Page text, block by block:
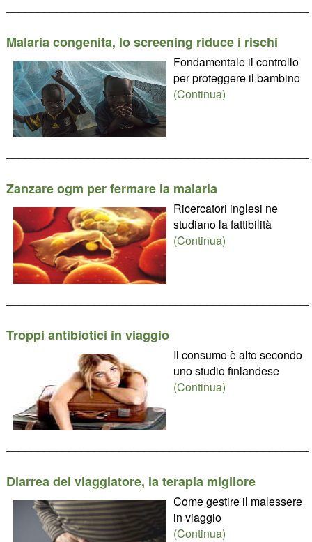
Malaria congenita, lo screening riduce i rischi
Fondamentale il controllo
per proteggere il bambino
(Continua)
Zanzare ogm per fermare la malaria
Ricercatori inglesi ne
studiano la fattibilità
(Continua)
Troppi antibiotici in viaggio
Il consumo è alto secondo
uno studio finlandese
(Continua)
Diarrea del viaggiatore, la terapia migliore
Come gestire il malessere
in viaggio
(Continua)